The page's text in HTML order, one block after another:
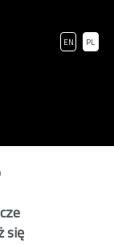
PL
EN
się